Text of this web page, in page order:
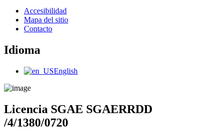
Main
Menu
Accesibilidad
Mapa del sitio
Contacto
Idioma
Main
English
Licencia SGAE SGAERRDD
/4/1380/0720